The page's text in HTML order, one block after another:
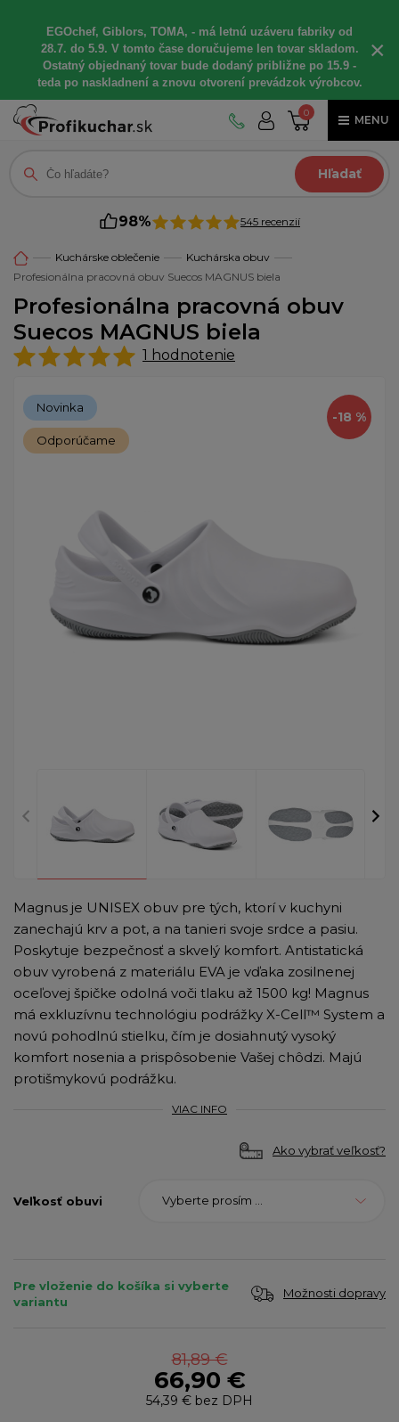
EGOchef, Giblors, TOMA, - má letnú uzáveru fabriky od
28.7. do 5.9. V tomto čase doručujeme len tovar skladom.
Ostatný objednaný tovar bude dodaný približne po 15.9 -
teda po naskladnení a znovu otvorení prevádzok výrobcov.
×
0
MENU
Hľadať
98% 545 recenzií
Kuchárske oblečenie
Kuchárska obuv
Profesionálna pracovná obuv Suecos MAGNUS biela
Profesionálna pracovná obuv
Suecos MAGNUS biela
1 hodnotenie
-18 %
Novinka
Odporúčame
Magnus je UNISEX obuv pre tých, ktorí v kuchyni
zanechajú krv a pot, a na tanieri svoje srdce a pasiu.
Poskytuje bezpečnosť a skvelý komfort. Antistatická
obuv vyrobená z materiálu EVA je vďaka zosilnenej
oceľovej špičke odolná voči tlaku až 1500 kg! Magnus
má exkluzívnu technológiu podrážky X-Cell™ System a
novú pohodlnú stielku, čím je dosiahnutý vysoký
komfort nosenia a prispôsobenie Vašej chôdzi. Majú
protišmykovú podrážku.
VIAC INFO
Ako vybrať veľkosť?
Veľkosť obuvi Vyberte prosím ...
Pre vloženie do košíka si vyberte
variantu
Možnosti dopravy
81,89 €
66,90 €
54,39 € bez DPH